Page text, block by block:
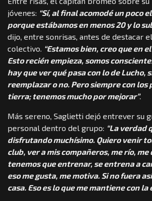
jóvenes: “Sí, al final acomodé un poco
porque estábamos en menos 20 y lo
dijo, entre sonrisas, antes de destacar
colectivo. “Estamos bien, creo que en
Esto recién empieza, somos
hay que ver qué pasa con lo de Lucho,
reemplazar o no. Pero siempre con los
tierra; tenemos mucho por mejorar”.
Más sereno, Saglietti dejó entrever su
personal dentro del grupo: “La verdad
disfrutando muchísimo. Quiero venir
club, ver a mis compañeros, me río,
tenemos que entrenar, se entrena a
eso me gusta, me motiva. Si no fuera
casa. Eso es lo que me mantiene con la